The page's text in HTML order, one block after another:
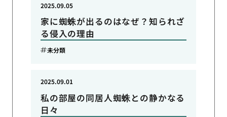
家に蜘蛛が出るのはなぜ？知られざ
る侵入の理由
2025.09.05
未分類
私の部屋の同居人蜘蛛との静かなる
日々
2025.09.01